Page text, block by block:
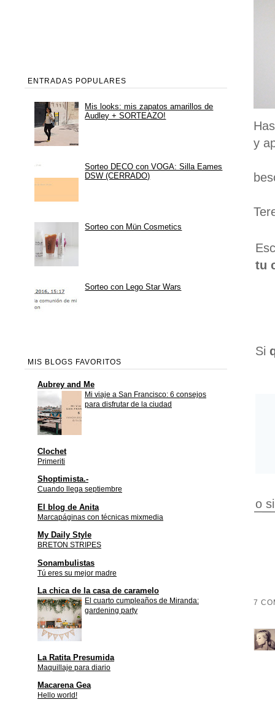
y
tu
Si
o
7
ENTRADAS POPULARES
Mis looks: mis zapatos amarillos de
Audley + SORTEAZO!
Sorteo DECO con VOGA: Silla Eames
DSW (CERRADO)
Sorteo con Mün Cosmetics
Sorteo con Lego Star Wars
MIS BLOGS FAVORITOS
Aubrey and Me
Mi viaje a San Francisco: 6 consejos
para disfrutar de la ciudad
Clochet
Primeriti
Shoptimista.-
Cuando llega septiembre
El blog de Anita
Marcapáginas con técnicas mixmedia
My Daily Style
BRETON STRIPES
Sonambulistas
Tú eres su mejor madre
La chica de la casa de caramelo
El cuarto cumpleaños de Miranda:
gardening party
La Ratita Presumida
Maquillaje para diario
Macarena Gea
Hello world!